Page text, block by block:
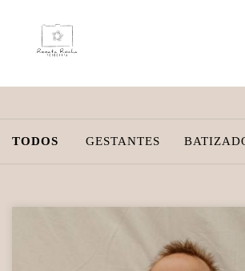
TODOS GESTANTES